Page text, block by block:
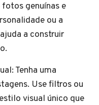
genuínas e
ou a
a construir
Tenha uma
Use filtros ou
visual único que